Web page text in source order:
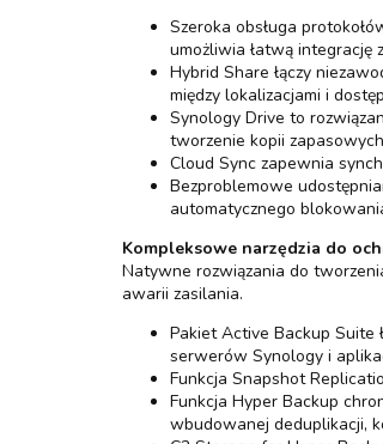
Szeroka obsługa
umożliwia łatwą integrację
Hybrid Share łączy
między lokalizacjami i
Synology Drive to
tworzenie kopii
Cloud Sync zapewnia
Bezproblemowe
automatycznego
Kompleksowe narzędzia do
Natywne rozwiązania do
awarii zasilania.
Pakiet Active Backup Suite
serwerów Synology i
Funkcja Snapshot
Funkcja Hyper Backup
wbudowanej deduplikacji,